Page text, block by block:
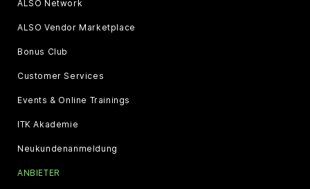
ALSO Network
ALSO Vendor Marketplace
Bonus Club
Customer Services
Events & Online Trainings
ITK Akademie
Neukundenanmeldung
ANBIETER